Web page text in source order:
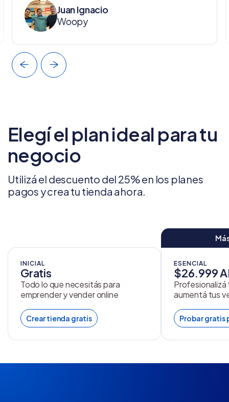
Juan Ignacio
Woopy
Elegí el plan ideal para tu
negocio
Utilizá el descuento del 25% en los planes
pagos y crea tu tienda ahora.
INICIAL
Gratis
Todo lo que necesitás para
emprender y vender online
Crear tienda gratis
ESENCIAL
$26.999
aumentá tus
Probar gratis